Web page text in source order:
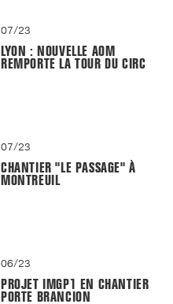
07/23
LYON : NOUVELLE AOM
REMPORTE LA TOUR DU CIRC
07/23
CHANTIER "LE PASSAGE" À
MONTREUIL
06/23
PROJET IMGP1 EN CHANTIER
PORTE BRANCION